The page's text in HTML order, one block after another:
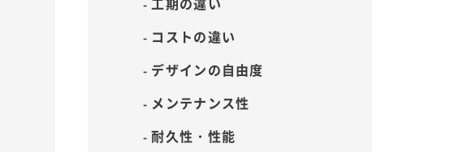
コストの違い
デザインの自由度
メンテナンス性
耐久性・性能